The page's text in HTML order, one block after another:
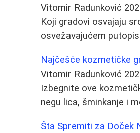
Vitomir Radunković
Koji gradovi osvajaju
osvežavajućem
Najčešće kozmetičke
Vitomir Radunković
Izbegnite ove
negu lica, šminkanje i
Šta Spremiti za Doček